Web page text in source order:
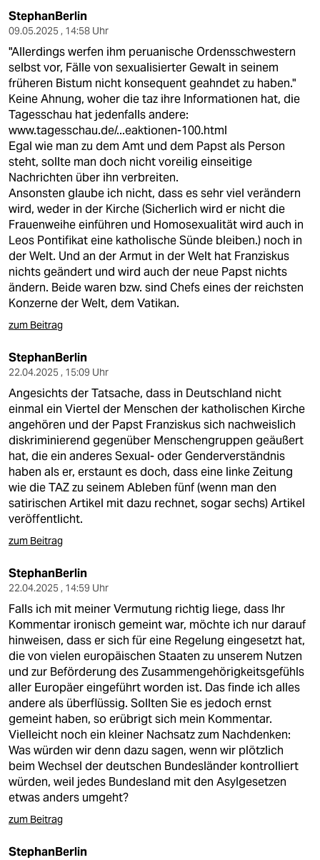
StephanBerlin
09.05.2025 , 14:58 Uhr
"Allerdings werfen ihm peruanische Ordensschwestern
selbst vor, Fälle von sexualisierter Gewalt in seinem
früheren Bistum nicht konsequent geahndet zu haben."
Keine Ahnung, woher die taz ihre Informationen hat, die
Tagesschau hat jedenfalls andere:
www.tagesschau.de/...eaktionen-100.html
Egal wie man zu dem Amt und dem Papst als Person
steht, sollte man doch nicht voreilig einseitige
Nachrichten über ihn verbreiten.
Ansonsten glaube ich nicht, dass es sehr viel verändern
wird, weder in der Kirche (Sicherlich wird er nicht die
Frauenweihe einführen und Homosexualität wird auch in
Leos Pontifikat eine katholische Sünde bleiben.) noch in
der Welt. Und an der Armut in der Welt hat Franziskus
nichts geändert und wird auch der neue Papst nichts
ändern. Beide waren bzw. sind Chefs eines der reichsten
Konzerne der Welt, dem Vatikan.
zum Beitrag
StephanBerlin
22.04.2025 , 15:09 Uhr
Angesichts der Tatsache, dass in Deutschland nicht
einmal ein Viertel der Menschen der katholischen Kirche
angehören und der Papst Franziskus sich nachweislich
diskriminierend gegenüber Menschengruppen geäußert
hat, die ein anderes Sexual- oder Genderverständnis
haben als er, erstaunt es doch, dass eine linke Zeitung
wie die TAZ zu seinem Ableben fünf (wenn man den
satirischen Artikel mit dazu rechnet, sogar sechs) Artikel
veröffentlicht.
zum Beitrag
StephanBerlin
22.04.2025 , 14:59 Uhr
Falls ich mit meiner Vermutung richtig liege, dass Ihr
Kommentar ironisch gemeint war, möchte ich nur darauf
hinweisen, dass er sich für eine Regelung eingesetzt hat,
die von vielen europäischen Staaten zu unserem Nutzen
und zur Beförderung des Zusammengehörigkeitsgefühls
aller Europäer eingeführt worden ist. Das finde ich alles
andere als überflüssig. Sollten Sie es jedoch ernst
gemeint haben, so erübrigt sich mein Kommentar.
Vielleicht noch ein kleiner Nachsatz zum Nachdenken:
Was würden wir denn dazu sagen, wenn wir plötzlich
beim Wechsel der deutschen Bundesländer kontrolliert
würden, weil jedes Bundesland mit den Asylgesetzen
etwas anders umgeht?
zum Beitrag
StephanBerlin